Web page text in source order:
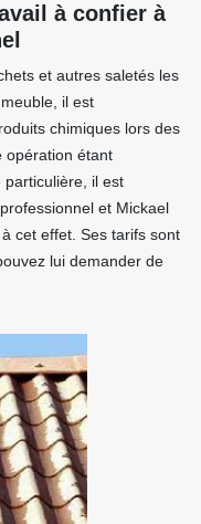
à confier à
et autres saletés les
il est
chimiques lors des
opération étant
il est
et Mickael
cet effet. Ses tarifs sont
lui demander de